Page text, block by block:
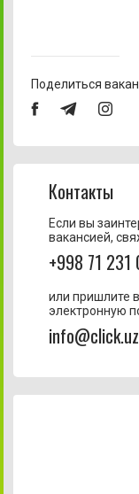
Поделиться
Контакты
Если вы
вакансией,
+998 71 231
или пришлите
электронную
info@click.uz